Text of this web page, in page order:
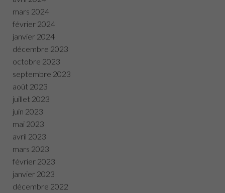
mars 2024
février 2024
janvier 2024
décembre 2023
octobre 2023
septembre 2023
août 2023
juillet 2023
juin 2023
mai 2023
avril 2023
mars 2023
février 2023
janvier 2023
décembre 2022